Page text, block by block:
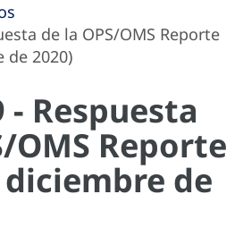
de la OPS/OMS Reporte
de 2020)
- Respuesta
OMS Reporte
diciembre de